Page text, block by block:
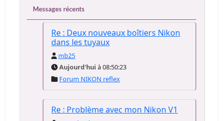
Messages récents
Re : Deux nouveaux boîtiers Nikon
dans les tuyaux
mb25
Aujourd'hui à 08:50:23
Forum NIKON reflex
Re : Problème avec mon Nikon V1